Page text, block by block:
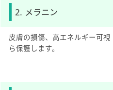
2. メラニン
皮膚の損傷、高エネルギー可
ら保護します。